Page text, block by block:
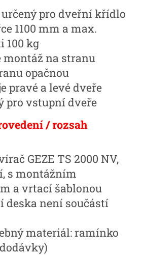
pro dveřní křídlo
1100 mm a max.
100 kg
montáž na stranu
opačnou
pravé a levé dveře
pro vstupní dveře
/ rozsah
GEZE TS 2000 NV,
s montážním
a vrtací šablonou
deska není součástí
materiál: ramínko